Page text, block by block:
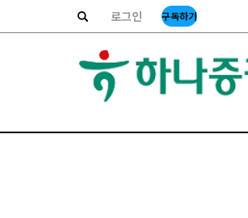
로그인 구독하기